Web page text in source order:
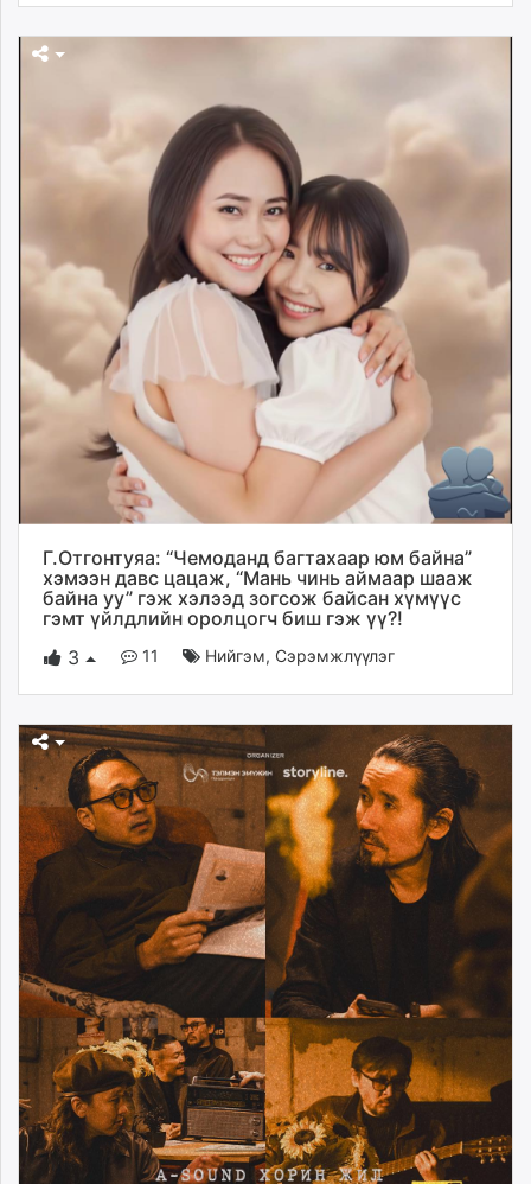
isee.mn
itoim.mn
tvmongolia.mn
unegui.mn
assa.mn
toim.mn
paparazzi.mn
unread.today
Г.Отгонтуяа: “Чемоданд багтахаар юм байна”
хэмээн давс цацаж, “Мань чинь аймаар шааж
байна уу” гэж хэлээд зогсож байсан хүмүүс
гэмт үйлдлийн оролцогч биш гэж үү?!
3
11 Нийгэм, Сэрэмжлүүлэг